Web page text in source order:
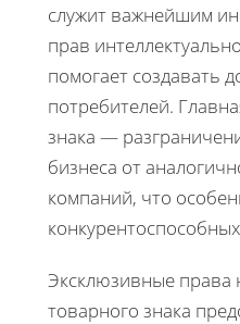
служит важнейшим
прав
помогает создавать
потребителей.
знака —
бизнеса от
компаний, что
Эксклюзивные права
товарного знака